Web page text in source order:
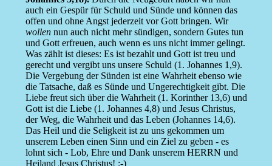
auch ein Gespür für Schuld und Sünde und können das
offen und ohne Angst jederzeit vor Gott bringen. Wir
wollennun auch nicht mehr sündigen, sondern Gutes tun
und Gott erfreuen, auch wenn es uns nicht immer gelingt.
Was zählt ist dieses: Es ist bezahlt und Gott ist treu und
gerecht und vergibt uns unsere Schuld (1. Johannes 1,9).
Die Vergebung der Sünden ist eine Wahrheit ebenso wie
die Tatsache, daß es Sünde und Ungerechtigkeit gibt. Die
Liebe freut sich über die Wahrheit (1. Korinther 13,6) und
Gott ist die Liebe (1. Johannes 4,8) und Jesus Christus,
der Weg, die Wahrheit und das Leben (Johannes 14,6).
Das Heil und die Seligkeit ist zu uns gekommen um
unserem Leben einen Sinn und ein Ziel zu geben - es
lohnt sich - Lob, Ehre und Dank unserem HERRN und
Heiland Jesus Christus! :-)